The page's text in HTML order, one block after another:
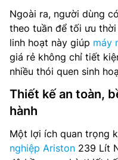
Ngoài ra, người dùng
theo tuần để tối ưu
linh hoạt này giúp máy
giá rẻ không chỉ tiết
nhiều thói quen sinh
Thiết kế an toàn,
hành
Một lợi ích quan trọng
nghiệp Ariston 239 Lít